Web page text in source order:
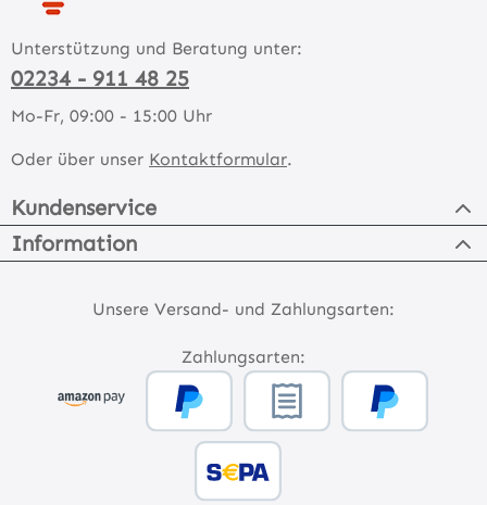
Unterstützung und Beratung unter:
02234 - 911 48 25
Mo-Fr, 09:00 - 15:00 Uhr
Oder über unser Kontaktformular.
Kundenservice
Information
Unsere Versand- und Zahlungsarten:
Zahlungsarten: